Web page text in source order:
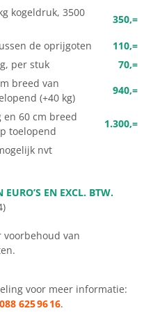
kogeldruk, 3500
350,=
de oprijgoten
110,=
per stuk
70,=
breed van
(+40 kg)
940,=
60 cm breed
toelopend
1.300,=
nvt
EN EXCL. BTW.
van
voor meer informatie:
088 625 96 16.